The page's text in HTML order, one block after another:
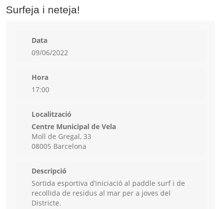
Surfeja i neteja!
Data
09/06/2022
Hora
17:00
Localització
Centre Municipal de Vela
Moll de Gregal, 33
08005 Barcelona
Descripció
Sortida esportiva d’iniciació al paddle surf i de
recollida de residus al mar per a joves del
Districte.